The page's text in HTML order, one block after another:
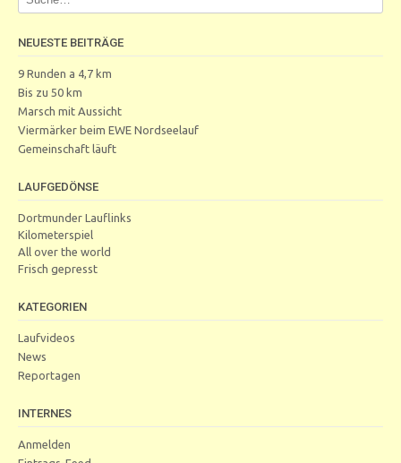
NEUESTE BEITRÄGE
9 Runden a 4,7 km
Bis zu 50 km
Marsch mit Aussicht
Viermärker beim EWE Nordseelauf
Gemeinschaft läuft
LAUFGEDÖNSE
Dortmunder Lauflinks
Kilometerspiel
All over the world
Frisch gepresst
KATEGORIEN
Laufvideos
News
Reportagen
INTERNES
Anmelden